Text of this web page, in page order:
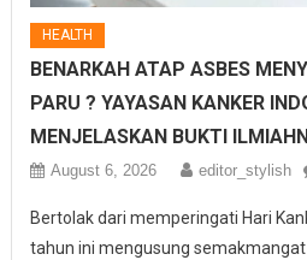
HEALTH
BENARKAH ATAP ASBES
PARU ? YAYASAN KANKER
MENJELASKAN BUKTI
August 6, 2026 editor_stylish
Bertolak dari memperingati Hari
tahun ini mengusung